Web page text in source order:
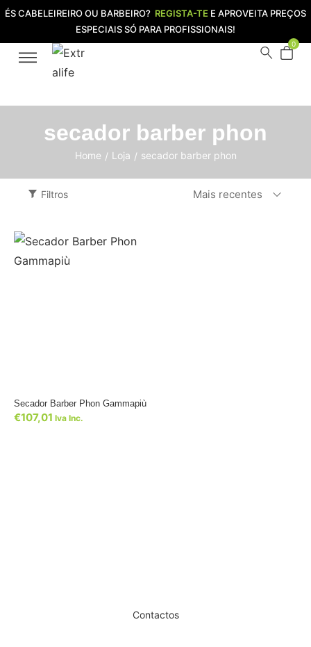
ÉS CABELEIREIRO OU BARBEIRO? REGISTA-TE E APROVEITA PREÇOS
ESPECIAIS SÓ PARA PROFISSIONAIS!
0
secador barber phon
Home / Loja / secador barber phon
Filtros Mais recentes
Secador Barber Phon Gammapiù
€107,01 Iva Inc.
Contactos